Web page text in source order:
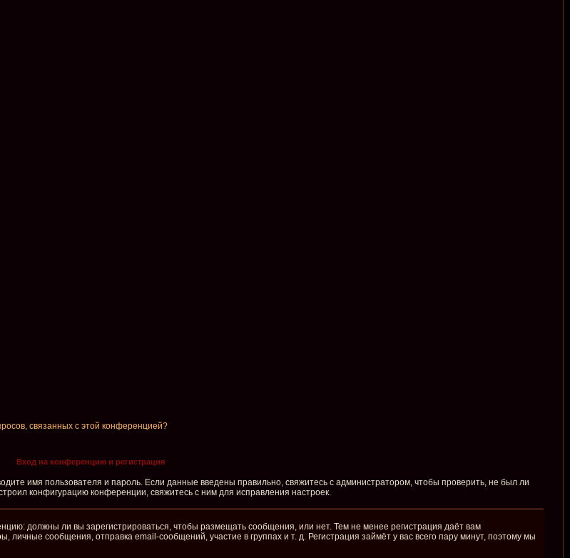
связанных с этой конференцией?
Вход на конференцию и регистрация
имя пользователя и пароль. Если данные введены правильно, свяжитесь с администратором, чтобы проверить, не был ли
конфигурацию конференции, свяжитесь с ним для исправления настроек.
должны ли вы зарегистрироваться, чтобы размещать сообщения, или нет. Тем не менее регистрация даёт вам
сообщения, отправка email-сообщений, участие в группах и т. д. Регистрация займёт у вас всего пару минут, поэтому мы